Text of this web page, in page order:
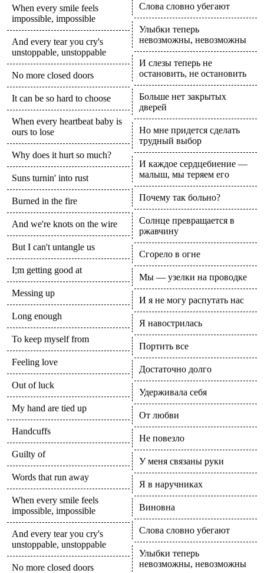
When every smile feels
impossible, impossible
And every tear you cry's
unstoppable, unstoppable
No more closed doors
It can be so hard to choose
When every heartbeat baby is
ours to lose
Why does it hurt so much?
Suns turnin' into rust
Burned in the fire
And we're knots on the wire
But I can't untangle us
I;m getting good at
Messing up
Long enough
To keep myself from
Feeling love
Out of luck
My hand are tied up
Handcuffs
Guilty of
Words that run away
When every smile feels
impossible, impossible
And every tear you cry's
unstoppable, unstoppable
No more closed doors
Слова словно убегают
Улыбки теперь
невозможны, невозможны
И слезы теперь не
остановить, не остановить
Больше нет закрытых
дверей
Но мне придется сделать
трудный выбор
И каждое сердцебиение —
малыш, мы теряем его
Почему так больно?
Солнце превращается в
ржавчину
Сгорело в огне
Мы — узелки на проводке
И я не могу распутать нас
Я навострилась
Портить все
Достаточно долго
Удерживала себя
От любви
Не повезло
У меня связаны руки
Я в наручниках
Виновна
Слова словно убегают
Улыбки теперь
невозможны, невозможны